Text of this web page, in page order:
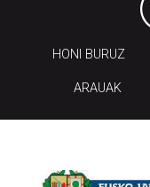
HONI BURUZ
ARAUAK